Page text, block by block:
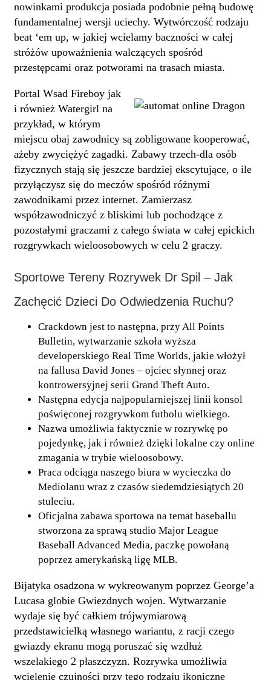
nowinkami produkcja posiada podobnie pełną budowę
fundamentalnej wersji uciechy. Wytwórczość rodzaju
beat ‘em up, w jakiej wcielamy baczności w całej
stróżów upoważnienia walczących spośród
przestępcami oraz potworami na trasach miasta.
Portal Wsad Fireboy jak
i również Watergirl na
przykład, w którym
miejscu obaj zawodnicy są zobligowane kooperować,
ażeby zwyciężyć zagadki. Zabawy trzech-dla osób
fizycznych stają się jeszcze bardziej ekscytujące, o ile
przyłączysz się do meczów spośród różnymi
zawodnikami przez internet. Zamierzasz
współzawodniczyć z bliskimi lub pochodzące z
pozostałymi graczami z całego świata w całej epickich
rozgrywkach wieloosobowych w celu 2 graczy.
Sportowe Tereny Rozrywek Dr Spil – Jak
Zachęcić Dzieci Do Odwiedzenia Ruchu?
Crackdown jest to następna, przy All Points
Bulletin, wytwarzanie szkoła wyższa
developerskiego Real Time Worlds, jakie włożył
na fallusa David Jones – ojciec słynnej oraz
kontrowersyjnej serii Grand Theft Auto.
Następna edycja najpopularniejszej linii konsol
poświęconej rozgrywkom futbolu wielkiego.
Nazwa umożliwia faktycznie w rozrywkę po
pojedynkę, jak i również dzięki lokalne czy online
zmagania w trybie wieloosobowy.
Praca odciąga naszego biura w wycieczka do
Mediolanu wraz z czasów siedemdziesiątych 20
stuleciu.
Oficjalna zabawa sportowa na temat baseballu
stworzona za sprawą studio Major League
Baseball Advanced Media, paczkę powołaną
poprzez amerykańską ligę MLB.
Bijatyka osadzona w wykreowanym poprzez George’a
Lucasa globie Gwiezdnych wojen. Wytwarzanie
wydaje się być całkiem trójwymiarową
przedstawicielką własnego wariantu, z racji czego
gwiazdy ekranu mogą poruszać się wzdłuż
wszelakiego 2 płaszczyzn. Rozrywka umożliwia
wcielenie czujności przy tego rodzaju ikoniczne